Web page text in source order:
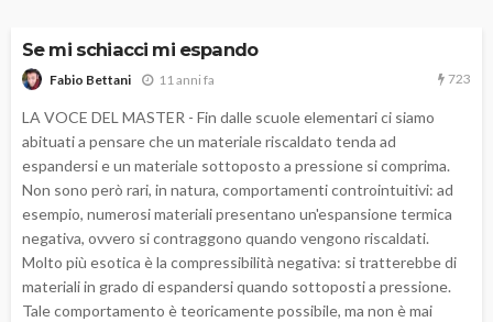
Se mi schiacci mi espando
Fabio Bettani 11 anni fa 723
LA VOCE DEL MASTER - Fin dalle scuole elementari ci siamo
abituati a pensare che un materiale riscaldato tenda ad
espandersi e un materiale sottoposto a pressione si comprima.
Non sono però rari, in natura, comportamenti controintuitivi: ad
esempio, numerosi materiali presentano un'espansione termica
negativa, ovvero si contraggono quando vengono riscaldati.
Molto più esotica è la compressibilità negativa: si tratterebbe di
materiali in grado di espandersi quando sottoposti a pressione.
Tale comportamento è teoricamente possibile, ma non è mai